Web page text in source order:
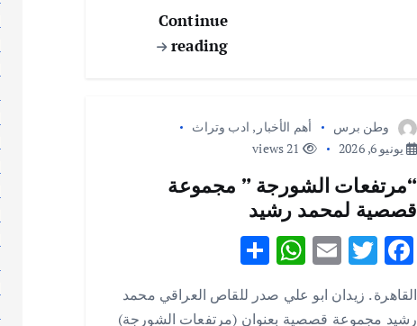
Continue
reading
وطن برس أهم الأخبار , ادب وتراث
يونيو 6, 2026
“مرتفعات الشورجة ” مجموعة
قصصية لمحمد رشيد
F
e
T
w
it
E
m
ai
W
at
S
h
ar
القاهرة . زيدان ابو علي صدر للقاص العراقي محمد
رشيد مجموعة قصصية بعنوان (مرتفعات الشورجة)